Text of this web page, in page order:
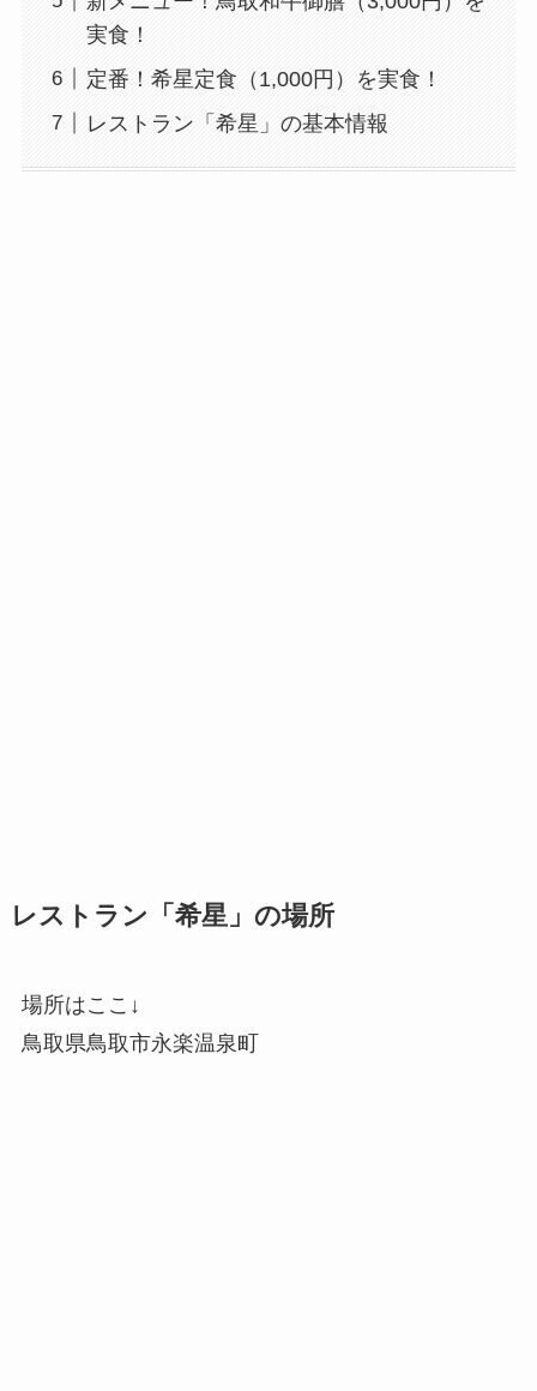
実食！
定番！希星定食（1,000円）を実食！
レストラン「希星」の基本情報
レストラン「希星」の場所
場所はここ↓
鳥取県鳥取市永楽温泉町